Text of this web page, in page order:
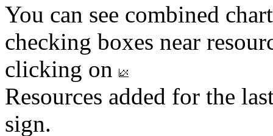
You can see combined
checking boxes near
clicking on
Resources added for the
sign.